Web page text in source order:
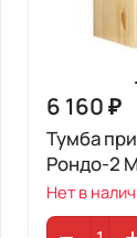
6 160 ₽
Тумба
Рондо-2
Нет в